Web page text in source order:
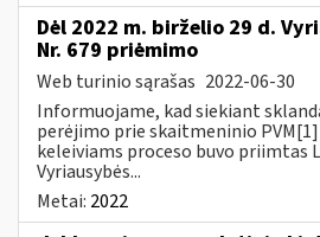
Dėl 2022 m. birželio 29 d.
Nr. 679 priėmimo
Web turinio sąrašas 2022-06-30
Informuojame, kad siekiant
perėjimo prie skaitmeninio
keleiviams proceso buvo priimtas
Vyriausybės...
Metai: 2022